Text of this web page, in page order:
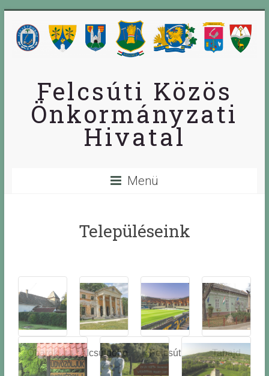
Felcsúti Közös
Önkormányzati
Hivatal
Menü
Településeink
Óbarok
Alcsútdobo
z
Felcsút Tabajd